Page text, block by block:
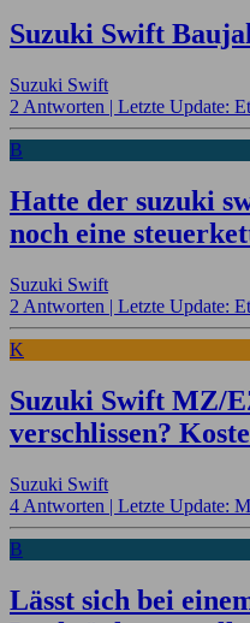
Suzuki Swift
Suzuki Swift
2 Antworten | Letzte Update:
B
Hatte der suzuki
noch eine
Suzuki Swift
2 Antworten | Letzte Update:
K
Suzuki Swift MZ/
verschlissen?
Suzuki Swift
4 Antworten | Letzte Update:
B
Lässt sich bei